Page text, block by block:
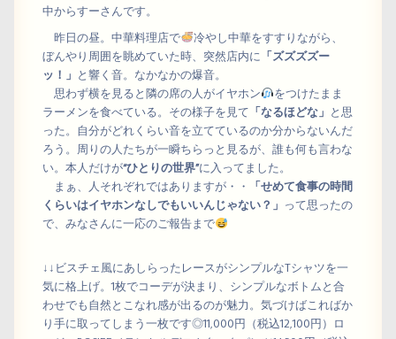
中からすーさんです。
昨日の昼。中華料理店で
冷やし中華をすすりながら、
ぼんやり周囲を眺めていた時、突然店内に 「ズズズズー
ッ！」 と響く音。なかなかの爆音。
思わず横を見ると隣の席の人がイヤホン
をつけたまま
ラーメンを食べている。その様子を見て 「なるほどな」 と思
った。自分がどれくらい音を立てているのか分からないんだ
ろう。周りの人たちが一瞬ちらっと見るが、誰も何も言わな
い。本人だけが“ひとりの世界”に入ってました。
まぁ、人それぞれではありますが・・
「せめて食事の時間
くらいはイヤホンなしでもいいんじゃない？」 って思ったの
で、みなさんに一応のご報告まで
↓↓ビスチェ風にあしらったレースがシンプルなTシャツを一
気に格上げ。1枚でコーデが決まり、シンプルなボトムと合
わせでも自然とこなれ感が出るのが魅力。気づけばこればか
り手に取ってしまう一枚です◎11,000円（税込12,100円）ロ